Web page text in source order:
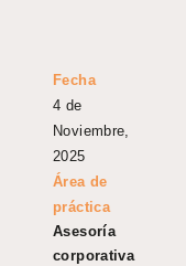
Fecha
4 de
Noviembre,
2025
Área de
práctica
Asesoría
corporativa